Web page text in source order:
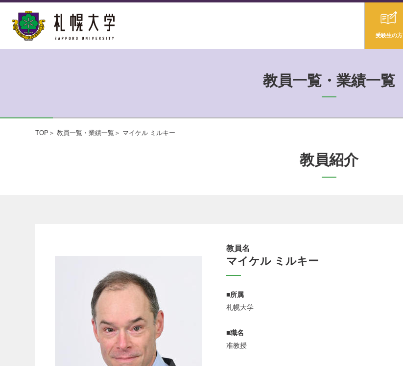
受験生の方
教員一覧・業績一覧
TOP 教員一覧・業績一覧 マイケル ミルキー
教員紹介
教員名
マイケル ミルキー
■所属
札幌大学
■職名
准教授